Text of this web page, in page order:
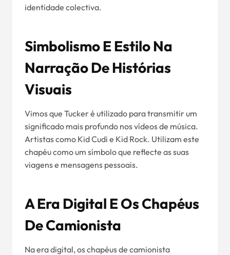
identidade colectiva.
Simbolismo E Estilo Na
Narração De Histórias
Visuais
Vimos que Tucker é utilizado para transmitir um
significado mais profundo nos vídeos de música.
Artistas como Kid Cudi e Kid Rock. Utilizam este
chapéu como um símbolo que reflecte as suas
viagens e mensagens pessoais.
A Era Digital E Os Chapéus
De Camionista
Na era digital, os chapéus de camionista